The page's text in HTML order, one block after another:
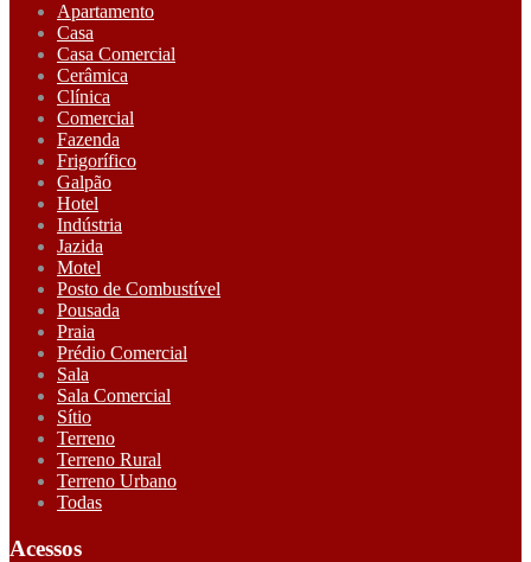
Apartamento
Casa
Casa Comercial
Cerâmica
Clínica
Comercial
Fazenda
Frigorífico
Galpão
Hotel
Indústria
Jazida
Motel
Posto de Combustível
Pousada
Praia
Prédio Comercial
Sala
Sala Comercial
Sítio
Terreno
Terreno Rural
Terreno Urbano
Todas
Acessos